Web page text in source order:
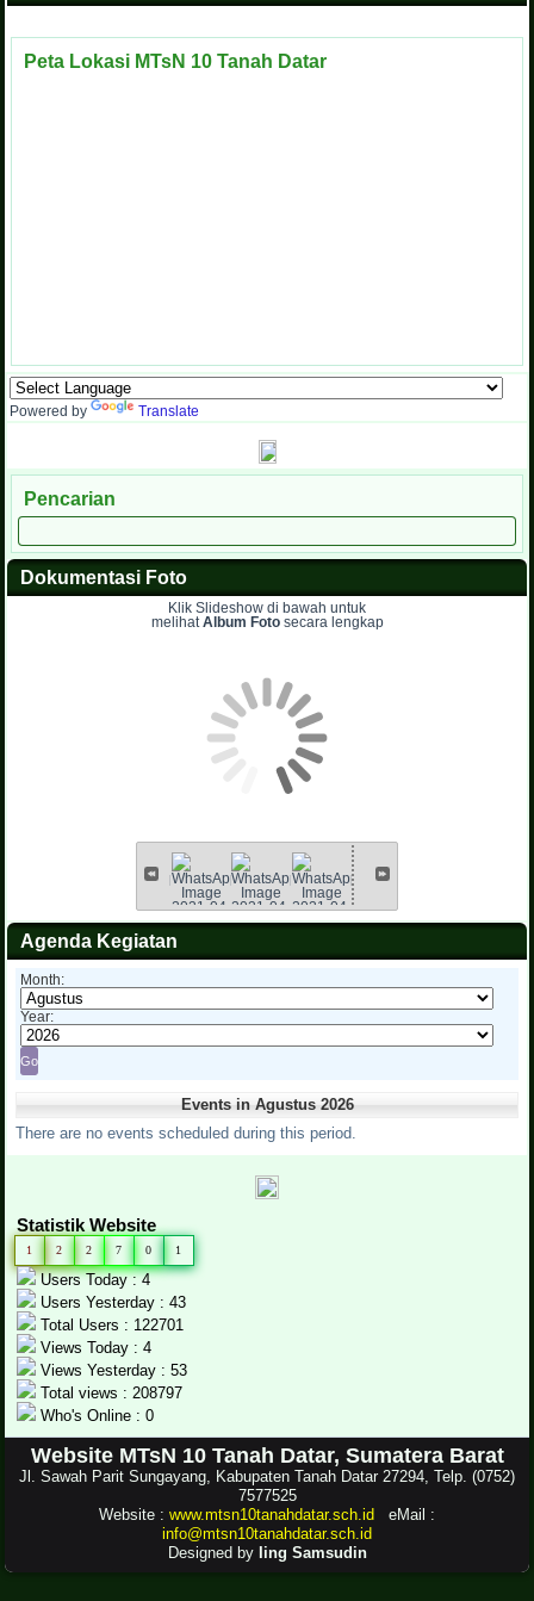
Peta Lokasi MTsN 10 Tanah Datar
Powered by Translate
Pencarian
Dokumentasi Foto
Klik Slideshow di bawah untuk
melihatAlbum Fotosecara lengkap
Agenda Kegiatan
Month:
Year:
Events in Agustus 2026
There are no events scheduled during this period.
Statistik Website
1 2 2 7 0 1
Users Today : 4
Users Yesterday : 43
Total Users : 122701
Views Today : 4
Views Yesterday : 53
Total views : 208797
Who's Online : 0
Website MTsN 10 Tanah Datar, Sumatera Barat
Jl. Sawah Parit Sungayang, Kabupaten Tanah Datar 27294, Telp. (0752)
7577525
Website : www.mtsn10tanahdatar.sch.id eMail :
info@mtsn10tanahdatar.sch.id
Designed by Iing Samsudin